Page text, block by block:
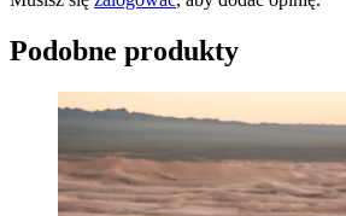
Podobne produkty